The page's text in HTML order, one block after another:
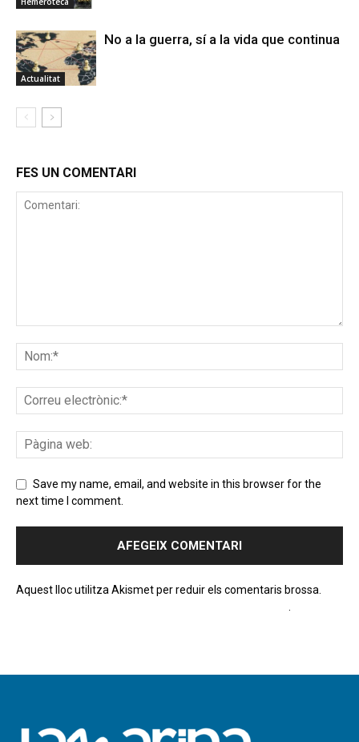
Actualitat
No a la guerra, sí a la vida que continua
FES UN COMENTARI
Save my name, email, and website in this browser for the
next time I comment.
Aquest lloc utilitza Akismet per reduir els comentaris brossa.
.